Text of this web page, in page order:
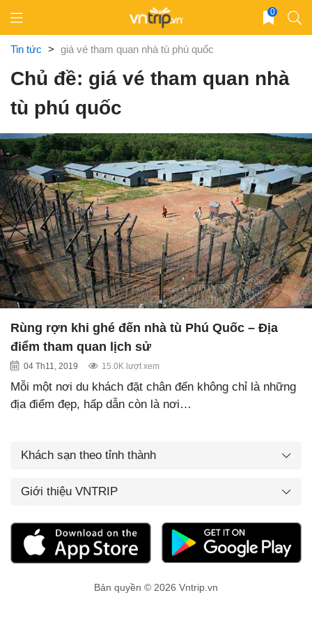
content
0
Tin tức > giá vé tham quan nhà tù phú quốc
Chủ đề: giá vé tham quan nhà
tù phú quốc
Rùng rợn khi ghé đến nhà tù Phú Quốc – Địa
điểm tham quan lịch sử
04 Th11, 2019 15.0K lượt xem
Mỗi một nơi du khách đặt chân đến không chỉ là những
địa điểm đẹp, hấp dẫn còn là nơi…
Khách sạn theo tỉnh thành
Giới thiệu VNTRIP
Bản quyền © 2026 Vntrip.vn